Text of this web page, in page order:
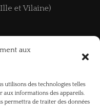
aux
utilisons des technologies telles
aux informations des appareils.
permettra de traiter des données
et Vilaine)
59